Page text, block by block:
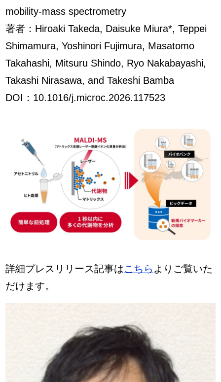
mobility-mass spectrometry
著者：Hiroaki Takeda, Daisuke Miura*, Teppei
Shimamura, Yoshinori Fujimura, Masatomo
Takahashi, Mitsuru Shindo, Ryo Nakabayashi,
Takashi Nirasawa, and Takeshi Bamba
DOI：10.1016/j.microc.2026.117523
詳細プレスリリース記事はこちら よりご覧いた
だけます。